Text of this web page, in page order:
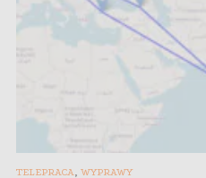
TELEPRACA, WYPRAWY